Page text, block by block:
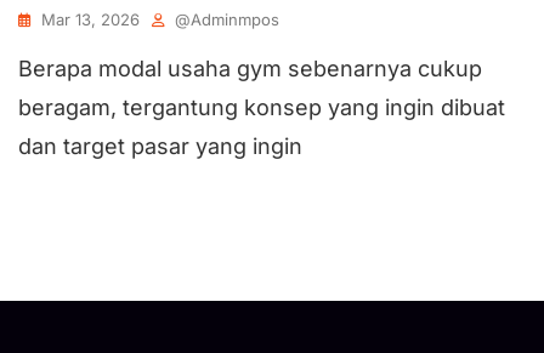
Mar 13, 2026 @adminmpos
Berapa modal usaha gym sebenarnya cukup
beragam, tergantung konsep yang ingin dibuat
dan target pasar yang ingin